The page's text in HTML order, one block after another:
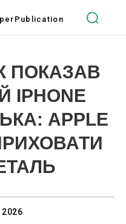
Publication
ПОКАЗАВ
IPHONE
APPLE
2026